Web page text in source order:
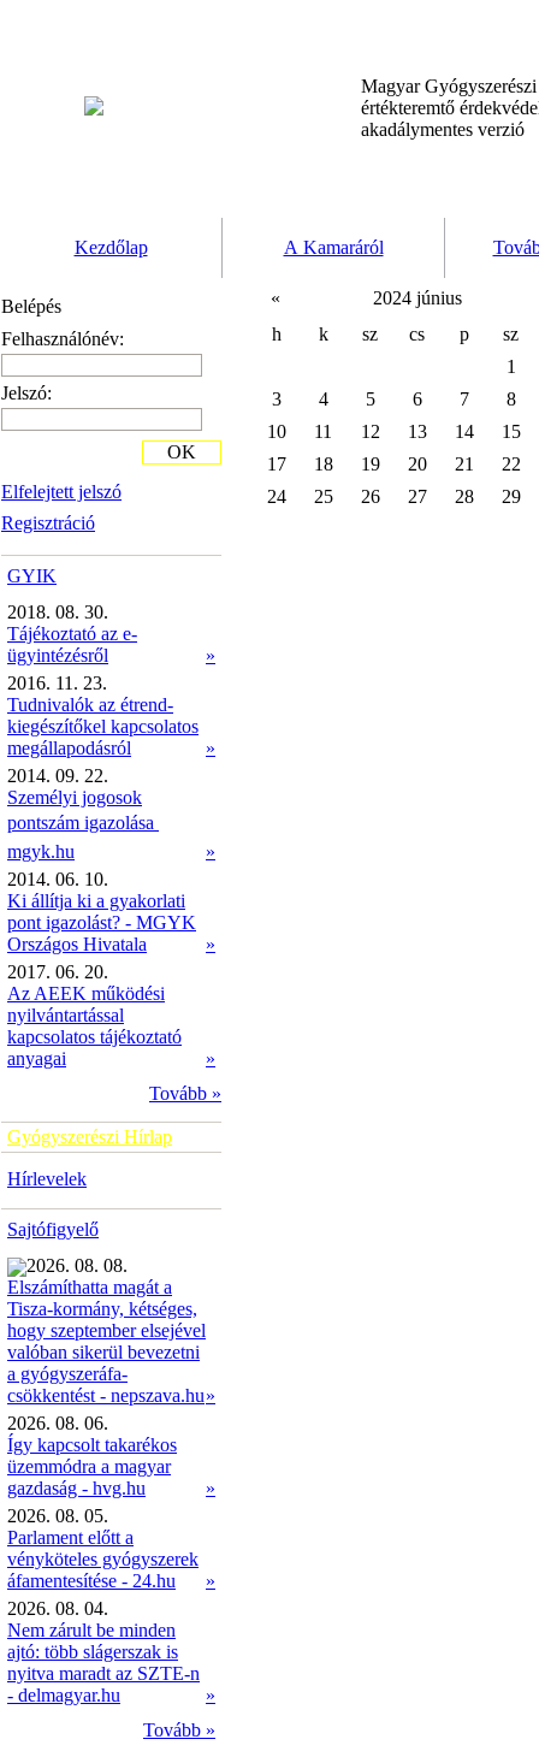
Magyar
értékteremtő
akadálymentes verzió
Kezdőlap A Kamaráról
Belépés
Felhasználónév:
Jelszó:
Elfelejtett jelszó
Regisztráció
OK
GYIK
2018. 08. 30.
Tájékoztató az e-
ügyintézésről
»
2016. 11. 23.
Tudnivalók az étrend-
kiegészítőkel kapcsolatos
megállapodásról
»
2014. 09. 22.
Személyi jogosok
pontszám igazolása 
mgyk.hu
»
2014. 06. 10.
Ki állítja ki a gyakorlati
pont igazolást? - MGYK
Országos Hivatala
»
2017. 06. 20.
Az AEEK működési
nyilvántartással
kapcsolatos tájékoztató
anyagai
»
Tovább »
Gyógyszerészi Hírlap
Hírlevelek
Sajtófigyelő
2026. 08. 08.
Elszámíthatta magát a
Tisza-kormány, kétséges,
hogy szeptember elsejével
valóban sikerül bevezetni
a gyógyszeráfa-
csökkentést - nepszava.hu»
2026. 08. 06.
Így kapcsolt takarékos
üzemmódra a magyar
gazdaság - hvg.hu
»
2026. 08. 05.
Parlament előtt a
vényköteles gyógyszerek
áfamentesítése - 24.hu
»
2026. 08. 04.
Nem zárult be minden
ajtó: több slágerszak is
nyitva maradt az SZTE-n
- delmagyar.hu
»
Tovább »
«
2024 június
h
k sz cs p
sz
1
3
4 5 6 7
8
10
11 12 13 14
15
17
18 19 20 21
22
24
25 26 27 28 29